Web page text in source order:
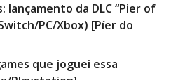
lançamento da DLC “Pier of
PC/Xbox) [Píer do
que joguei essa